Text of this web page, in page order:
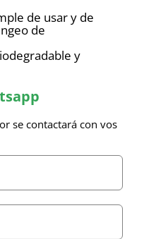
de usar y de
de
y
se contactará con vos